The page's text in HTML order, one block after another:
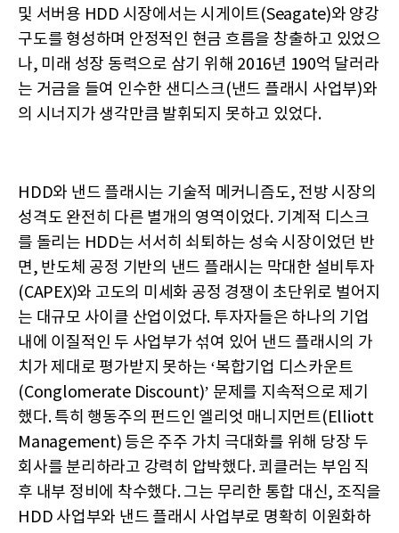
및 서버용 HDD 시장에서는 시게이트(Seagate)와 양강
구도를 형성하며 안정적인 현금 흐름을 창출하고 있었으
나, 미래 성장 동력으로 삼기 위해 2016년 190억 달러라
는 거금을 들여 인수한 샌디스크(낸드 플래시 사업부)와
의 시너지가 생각만큼 발휘되지 못하고 있었다.
HDD와 낸드 플래시는 기술적 메커니즘도, 전방 시장의
성격도 완전히 다른 별개의 영역이었다. 기계적 디스크
를 돌리는 HDD는 서서히 쇠퇴하는 성숙 시장이었던 반
면, 반도체 공정 기반의 낸드 플래시는 막대한 설비투자
(CAPEX)와 고도의 미세화 공정 경쟁이 초단위로 벌어지
는 대규모 사이클 산업이었다. 투자자들은 하나의 기업
내에 이질적인 두 사업부가 섞여 있어 낸드 플래시의 가
치가 제대로 평가받지 못하는 ‘복합기업 디스카운트
(Conglomerate Discount)’ 문제를 지속적으로 제기
했다. 특히 행동주의 펀드인 엘리엇 매니지먼트(Elliott
Management) 등은 주주 가치 극대화를 위해 당장 두
회사를 분리하라고 강력히 압박했다. 쾨클러는 부임 직
후 내부 정비에 착수했다. 그는 무리한 통합 대신, 조직을
HDD 사업부와 낸드 플래시 사업부로 명확히 이원화하